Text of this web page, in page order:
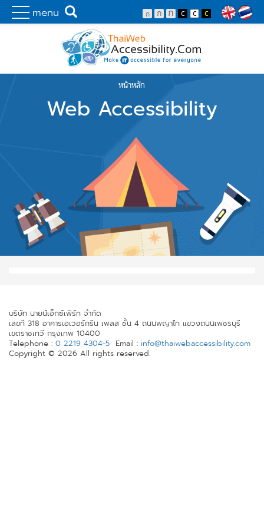
menu
Skip to main content
พัฒนาเว็บไซต์ที่ทุกคนเข้าถึงได้ที่แรก
Search
หน้าหลัก
Web Accessibility
บริษัท นายน์เอ็กซ์เพิร์ท จำกัด
เลขที่ 318 อาคารเอเวอร์กรีน เพลส ชั้น 4 ถนนพญาไท แขวงถนนเพชรบุรี
เขตราชเทวี กรุงเทพ 10400
Telephone : 0 2219 4304-5 Email : info@thaiwebaccessibility.com
Copyright © 2026 All rights reserved.